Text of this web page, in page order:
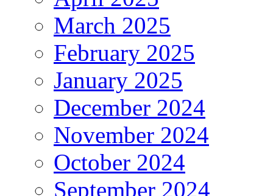
March 2025
February 2025
January 2025
December 2024
November 2024
October 2024
September 2024